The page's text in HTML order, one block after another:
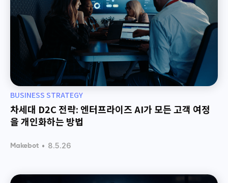
BUSINESS STRATEGY
차세대 D2C 전략: 엔터프라이즈 AI가 모든 고객 여정
을 개인화하는 방법
Makebot • 8.5.26